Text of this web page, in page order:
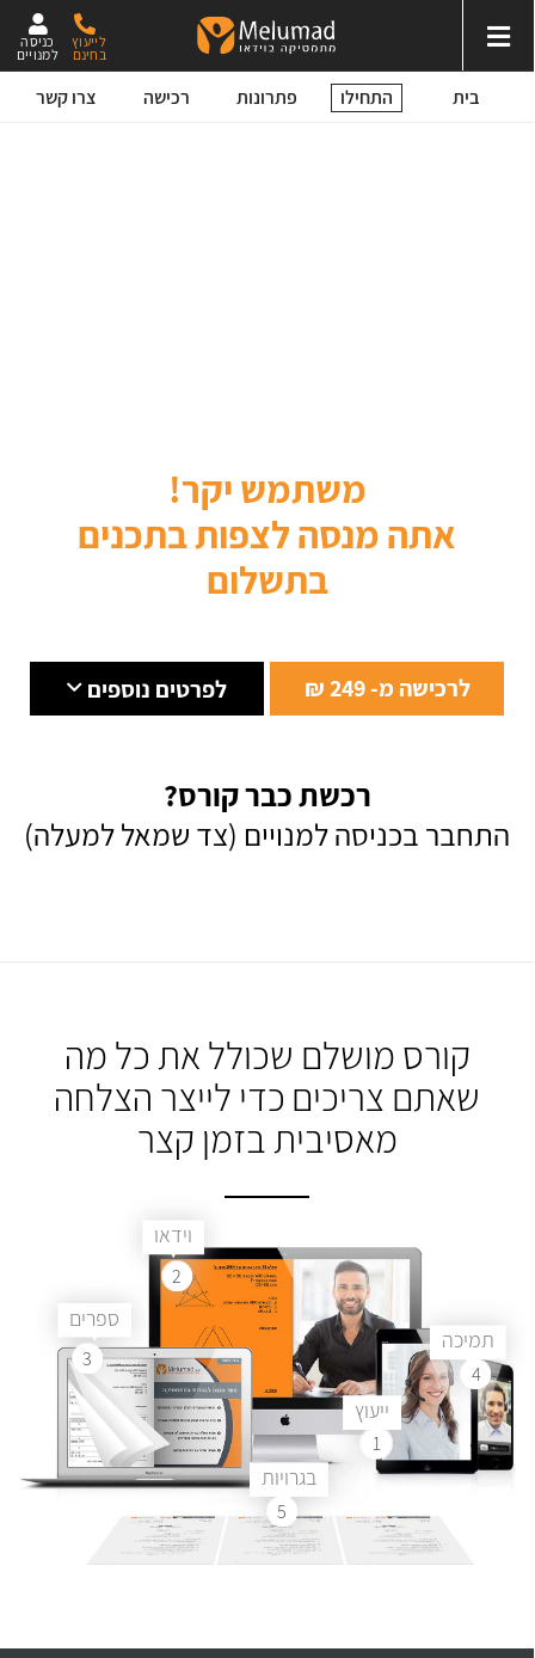
כניסה
למנויים
לייעוץ
בחינם
בית התחילו פתרונות רכישה צרו קשר
משתמש יקר!
אתה מנסה לצפות בתכנים
בתשלום
לרכישה מ- 249 ₪ לפרטים נוספים
רכשת כבר קורס?
התחבר בכניסה למנויים (צד שמאל למעלה)
קורס מושלם שכולל את כל מה
שאתם צריכים כדי לייצר הצלחה
מאסיבית בזמן קצר
ייעוץ
1
וידאו
2
ספרים
3
תמיכה
4
בגרויות
5